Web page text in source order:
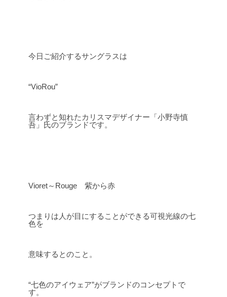
今日ご紹介するサングラスは
“VioRou”
言わずと知れたカリスマデザイナー「小野寺慎
吾」氏のブランドです。
Vioret～Rouge 紫から赤
つまりは人が目にすることができる可視光線の七
色を
意味するとのこと。
“七色のアイウェア”がブランドのコンセプトで
す。